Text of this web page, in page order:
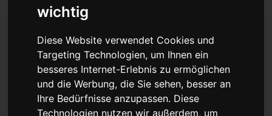
wichtig
Diese Website verwendet Cookies und
Targeting Technologien, um Ihnen ein
besseres Internet-Erlebnis zu ermöglichen
und die Werbung, die Sie sehen, besser an
Ihre Bedürfnisse anzupassen. Diese
Technologien nutzen wir außerdem, um
Vom Flüchtlingsmädchen
zur Olympionikin